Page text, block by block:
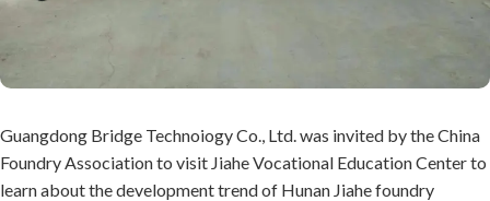
Guangdong Bridge Technoiogy Co., Ltd. was invited by the China
Foundry Association to visit Jiahe Vocational Education Center to
learn about the development trend of Hunan Jiahe foundry